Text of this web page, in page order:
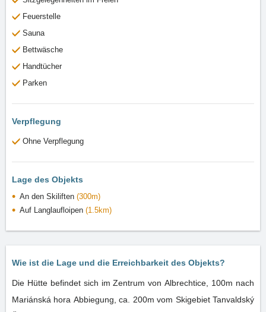
Feuerstelle
Sauna
Bettwäsche
Handtücher
Parken
Verpflegung
Ohne Verpflegung
Lage des Objekts
An den Skiliften (300m)
Auf Langlaufloipen (1.5km)
Wie ist die Lage und die Erreichbarkeit des Objekts?
Die Hütte befindet sich im Zentrum von Albrechtice, 100m nach
Mariánská hora Abbiegung, ca. 200m vom Skigebiet Tanvaldský